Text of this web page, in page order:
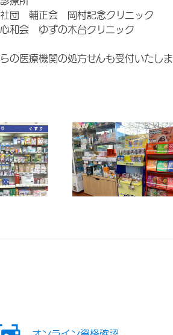
社団 輔正会 岡村記念クリニック
和会 ゆずの木台クリニック
の医療機関の処方せんも受付いたしま